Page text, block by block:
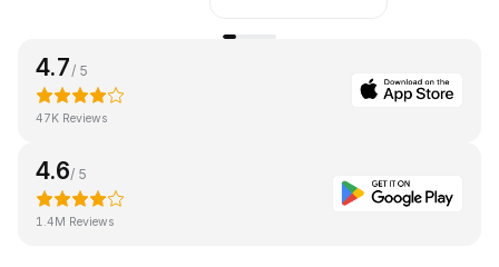
4.7 / 5
47K Reviews
4.6/ 5
1.4M Reviews